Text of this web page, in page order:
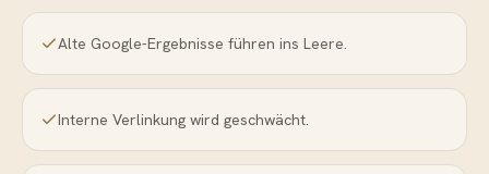
Alte Google-Ergebnisse führen ins Leere.
Interne Verlinkung wird geschwächt.